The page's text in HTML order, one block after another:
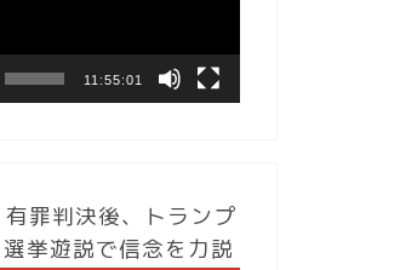
11:55:01
有罪判決後、トランプ
挙遊説で信念を力説